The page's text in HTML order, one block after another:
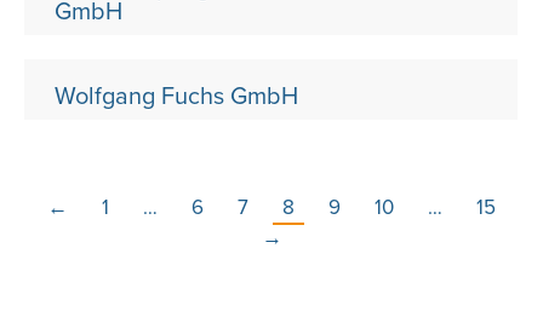
GmbH
Wolfgang Fuchs GmbH
← 1 … 6 7 8 9 10 …
15
→